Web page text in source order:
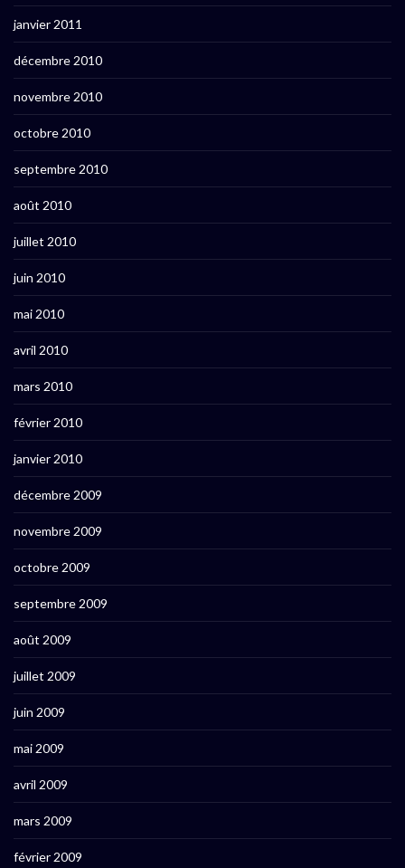
janvier 2011
décembre 2010
novembre 2010
octobre 2010
septembre 2010
août 2010
juillet 2010
juin 2010
mai 2010
avril 2010
mars 2010
février 2010
janvier 2010
décembre 2009
novembre 2009
octobre 2009
septembre 2009
août 2009
juillet 2009
juin 2009
mai 2009
avril 2009
mars 2009
février 2009